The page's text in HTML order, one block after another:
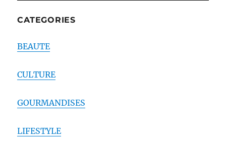
CATEGORIES
BEAUTE
CULTURE
GOURMANDISES
LIFESTYLE